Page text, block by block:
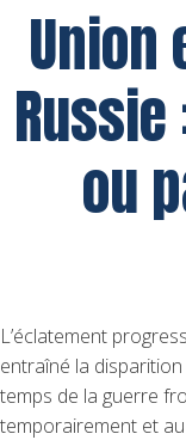
Union
ou
L’éclatement
entraîné la
temps de la guerre
temporairement et